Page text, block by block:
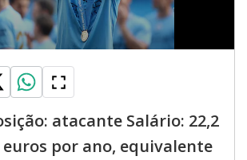
atacante Salário: 22,2
por ano, equivalente